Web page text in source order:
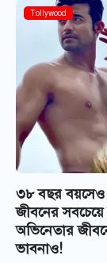
Tollywood
৩৮ বছর বয়সেও
জীবনের
অভিনেতার
ভাবনাও!